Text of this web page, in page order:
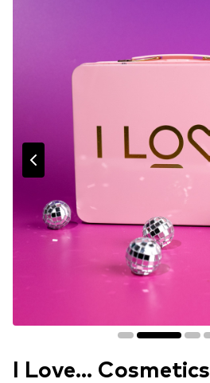
I Love... Cosmetics